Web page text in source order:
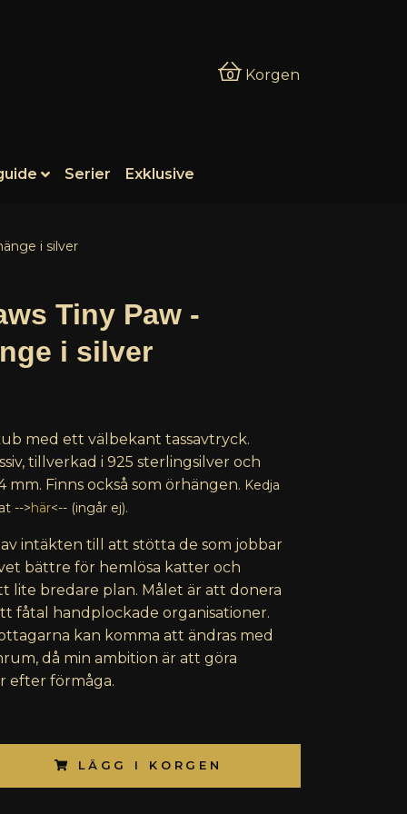
0 Korgen
Serier Exklusive
i silver
Tiny Paw -
i silver
med ett välbekant tassavtryck.
tillverkad i 925 sterlingsilver och
mm. Finns också som örhängen. Kedja
-->här<-- (ingår ej).
av intäkten till att stötta de som jobbar
bättre för hemlösa katter och
lite bredare plan. Målet är att donera
fåtal handplockade organisationer.
kan komma att ändras med
då min ambition är att göra
efter förmåga.
LÄGG I KORGEN